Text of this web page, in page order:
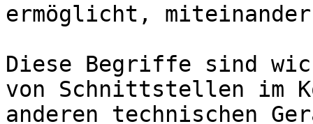
ermöglicht,
Diese Begriffe sind
von Schnittstellen im